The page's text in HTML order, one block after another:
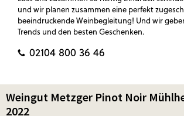
und wir planen zusammen eine perfekt
beeindruckende Weinbegleitung! Und wir
Trends und den besten Geschenken.
02104 800 36 46
Weingut Metzger Pinot Noir
2022